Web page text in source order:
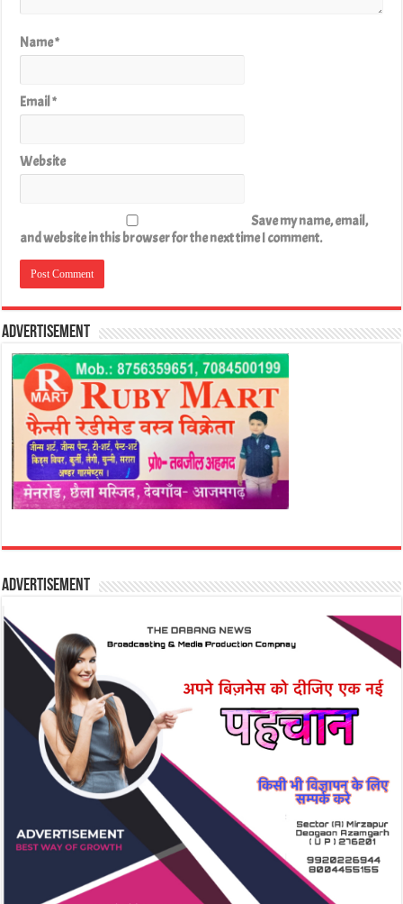
Name*
Email*
Website
Save my name, email,
and website in this browser for the next time I comment.
Advertisement
Advertisement